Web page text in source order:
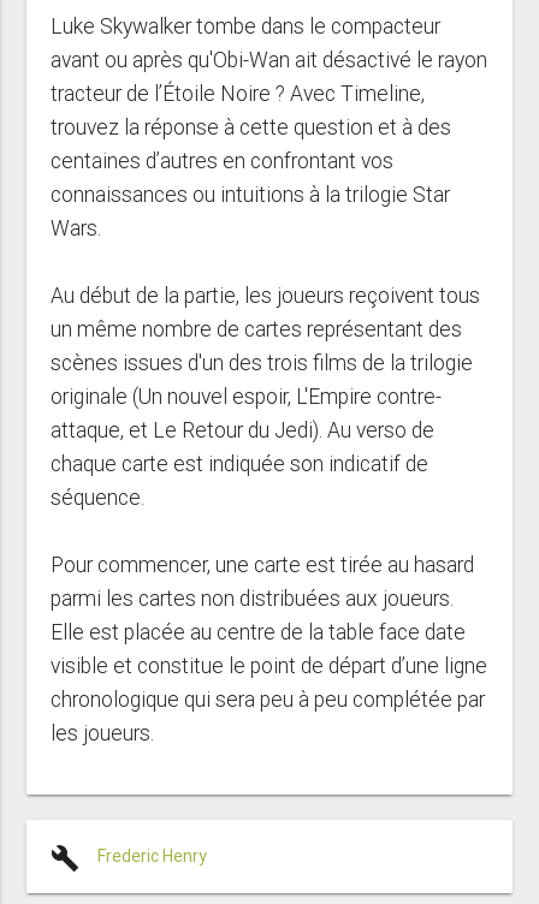
Luke Skywalker tombe dans le compacteur
avant ou après qu'Obi-Wan ait désactivé le rayon
tracteur de l’Étoile Noire ? Avec Timeline,
trouvez la réponse à cette question et à des
centaines d’autres en confrontant vos
connaissances ou intuitions à la trilogie Star
Wars.
Au début de la partie, les joueurs reçoivent tous
un même nombre de cartes représentant des
scènes issues d'un des trois films de la trilogie
originale (Un nouvel espoir, L'Empire contre-
attaque, et Le Retour du Jedi). Au verso de
chaque carte est indiquée son indicatif de
séquence.
Pour commencer, une carte est tirée au hasard
parmi les cartes non distribuées aux joueurs.
Elle est placée au centre de la table face date
visible et constitue le point de départ d’une ligne
chronologique qui sera peu à peu complétée par
les joueurs.
build Frederic Henry